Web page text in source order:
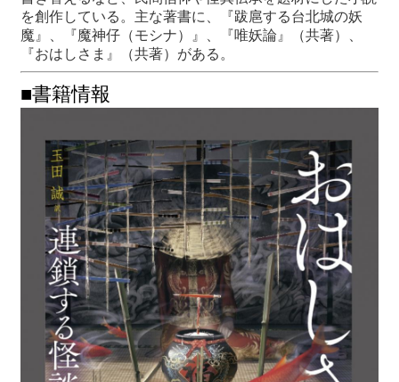
を創作している。主な著書に、『跋扈する台北城の妖
魔』、『魔神仔（モシナ）』、『唯妖論』（共著）、
『おはしさま』（共著）がある。
■書籍情報